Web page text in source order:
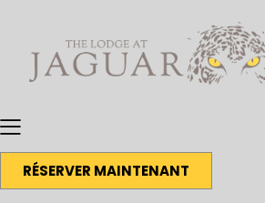
RÉSERVER MAINTENANT